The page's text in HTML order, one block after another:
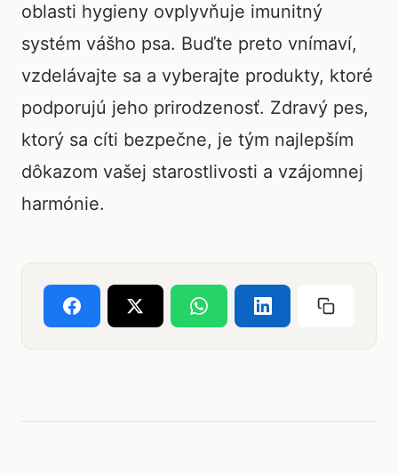
oblasti hygieny ovplyvňuje imunitný
systém vášho psa. Buďte preto vnímaví,
vzdelávajte sa a vyberajte produkty, ktoré
podporujú jeho prirodzenosť. Zdravý pes,
ktorý sa cíti bezpečne, je tým najlepším
dôkazom vašej starostlivosti a vzájomnej
harmónie.